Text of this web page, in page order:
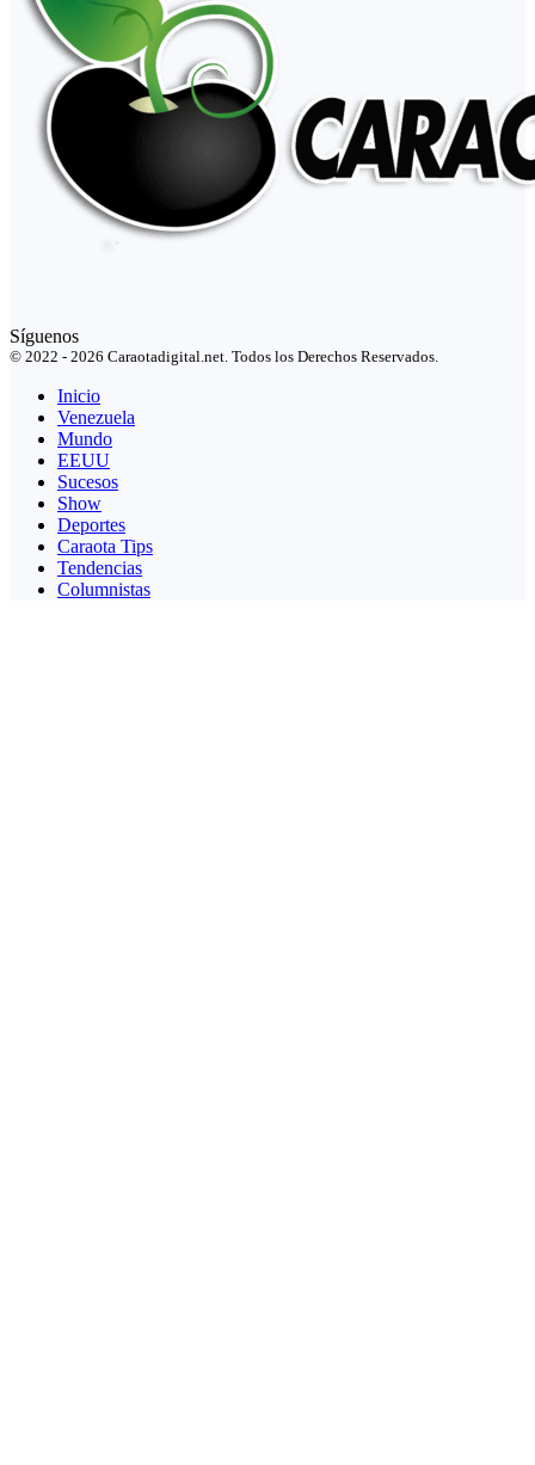
Síguenos
© 2022 - 2026 Caraotadigital.net. Todos los Derechos Reservados.
Inicio
Venezuela
Mundo
EEUU
Sucesos
Show
Deportes
Caraota Tips
Tendencias
Columnistas